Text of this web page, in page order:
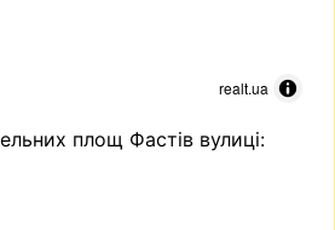
realt.ua
площ Фастів вулиці: